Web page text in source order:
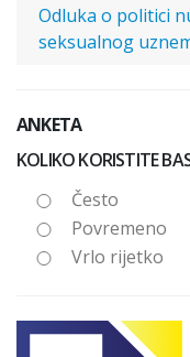
Odluka o politici
seksualnog
ANKETA
KOLIKO KORISTITE
Često
Povremeno
Vrlo rijetko